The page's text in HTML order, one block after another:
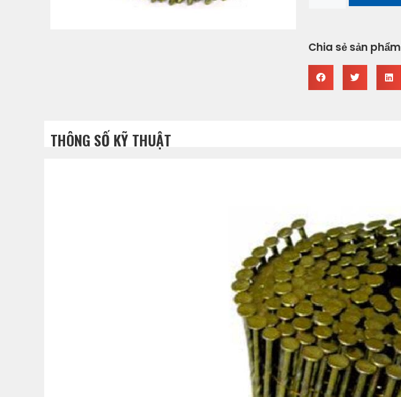
Chia sẻ sản
THÔNG SỐ KỸ THUẬT